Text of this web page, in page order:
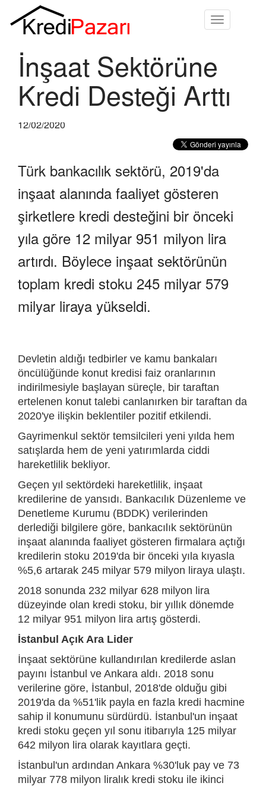
Toggle
İnşaat Sektörüne
Kredi Desteği Arttı
12/02/2020
Türk bankacılık sektörü, 2019'da
inşaat alanında faaliyet gösteren
şirketlere kredi desteğini bir önceki
yıla göre 12 milyar 951 milyon lira
artırdı. Böylece inşaat sektörünün
toplam kredi stoku 245 milyar 579
milyar liraya yükseldi.
Devletin aldığı tedbirler ve kamu bankaları
öncülüğünde konut kredisi faiz oranlarının
indirilmesiyle başlayan süreçle, bir taraftan
ertelenen konut talebi canlanırken bir taraftan da
2020'ye ilişkin beklentiler pozitif etkilendi.
Gayrimenkul sektör temsilcileri yeni yılda hem
satışlarda hem de yeni yatırımlarda ciddi
hareketlilik bekliyor.
Geçen yıl sektördeki hareketlilik, inşaat
kredilerine de yansıdı. Bankacılık Düzenleme ve
Denetleme Kurumu (BDDK) verilerinden
derlediği bilgilere göre, bankacılık sektörünün
inşaat alanında faaliyet gösteren firmalara açtığı
kredilerin stoku 2019'da bir önceki yıla kıyasla
%5,6 artarak 245 milyar 579 milyon liraya ulaştı.
2018 sonunda 232 milyar 628 milyon lira
düzeyinde olan kredi stoku, bir yıllık dönemde
12 milyar 951 milyon lira artış gösterdi.
İstanbul Açık Ara Lider
İnşaat sektörüne kullandırılan kredilerde aslan
payını İstanbul ve Ankara aldı. 2018 sonu
verilerine göre, İstanbul, 2018'de olduğu gibi
2019'da da %51'lik payla en fazla kredi hacmine
sahip il konumunu sürdürdü. İstanbul'un inşaat
kredi stoku geçen yıl sonu itibarıyla 125 milyar
642 milyon lira olarak kayıtlara geçti.
İstanbul'un ardından Ankara %30'luk pay ve 73
milyar 778 milyon liralık kredi stoku ile ikinci